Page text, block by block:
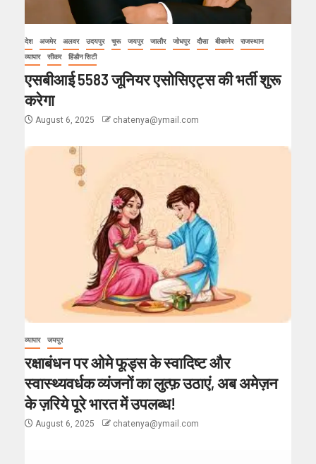
देश अजमेर अलवर उदयपुर चूरू जयपुर जालौर जोधपुर दौसा बीकानेर
राजस्थान
व्यापार
सीकर हिंडौन सिटी
एसबीआई 5583 जूनियर एसोसिएट्स की भर्ती शुरू
करेगा
August 6, 2025 chatenya@ymail.com
व्यापार जयपुर
रक्षाबंधन पर ओमे फूड्स के स्वादिष्ट और
स्वास्थ्यवर्धक व्यंजनों का लुत्फ़ उठाएं, अब अमेज़न
के ज़रिये पूरे भारत में उपलब्ध!
August 6, 2025 chatenya@ymail.com